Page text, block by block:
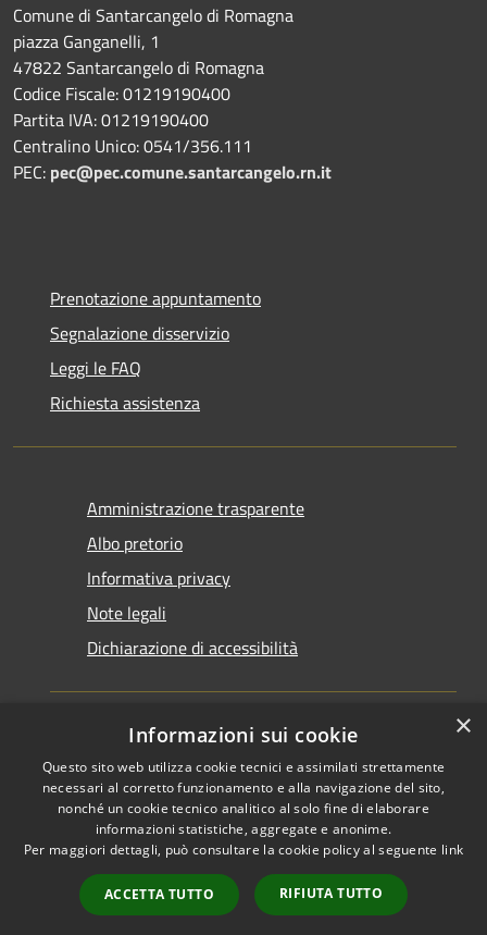
Comune di Santarcangelo di Romagna
piazza Ganganelli, 1
47822 Santarcangelo di Romagna
Codice Fiscale: 01219190400
Partita IVA: 01219190400
Centralino Unico: 0541/356.111
PEC: pec@pec.comune.santarcangelo.rn.it
Prenotazione appuntamento
Segnalazione disservizio
Leggi le FAQ
Richiesta assistenza
Amministrazione trasparente
Albo pretorio
Informativa privacy
Note legali
Dichiarazione di accessibilità
RSS
Accessibilità
Cookie
Mappa del sito
Copyright © 2026 • Comune di
Santarcangelo di Romagna •
Powered byMunicipium
Accesso redazione
×
Informazioni sui cookie
Questo sito web utilizza cookie tecnici e assimilati strettamente
necessari al corretto funzionamento e alla navigazione del sito,
nonché un cookie tecnico analitico al solo fine di elaborare
informazioni statistiche, aggregate e anonime.
Per maggiori dettagli, può consultare la cookie policy al seguente link
ACCETTA TUTTO RIFIUTA TUTTO